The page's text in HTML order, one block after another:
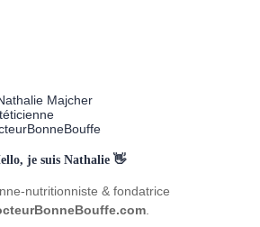
je suis Nathalie 👋
nutritionniste & fondatrice